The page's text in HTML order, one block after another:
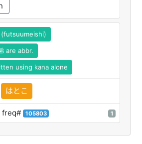
are abbr.
using kana alone
はとこ
freq# 105803 1